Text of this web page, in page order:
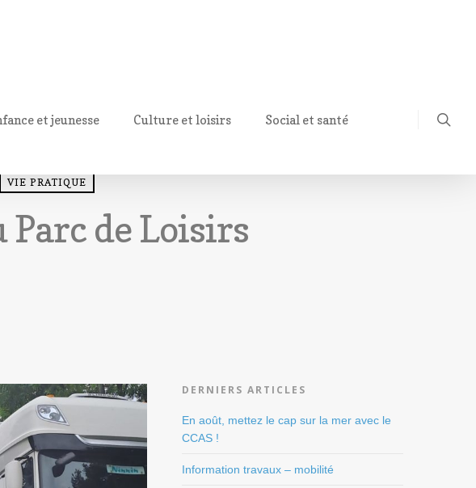
et jeunesse Culture et loisirs Social et santé
VIE PRATIQUE
de Loisirs
DERNIERS ARTICLES
En août, mettez le cap sur la mer avec le
CCAS !
Information travaux – mobilité